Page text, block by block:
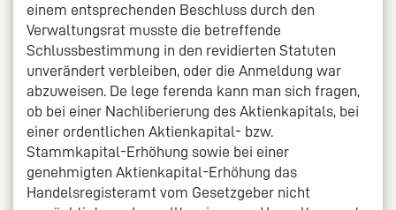
einem entsprechenden Beschluss durch den
Verwaltungsrat musste die betreffende
Schlussbestimmung in den revidierten Statuten
unverändert verbleiben, oder die Anmeldung war
abzuweisen. De lege ferenda kann man sich fragen,
ob bei einer Nachliberierung des Aktienkapitals, bei
einer ordentlichen Aktienkapital- bzw.
Stammkapital-Erhöhung sowie bei einer
genehmigten Aktienkapital-Erhöhung das
Handelsregisteramt vom Gesetzgeber nicht